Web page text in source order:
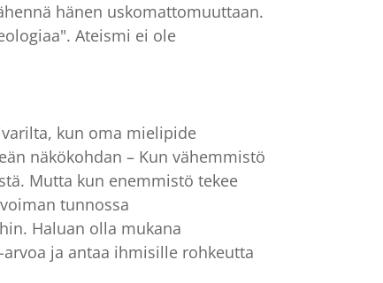
hänen uskomattomuuttaan.
Ateismi ei ole
kun oma mielipide
näkökohdan – Kun vähemmistö
Mutta kun enemmistö tekee
tunnossa
Haluan olla mukana
ja antaa ihmisille rohkeutta